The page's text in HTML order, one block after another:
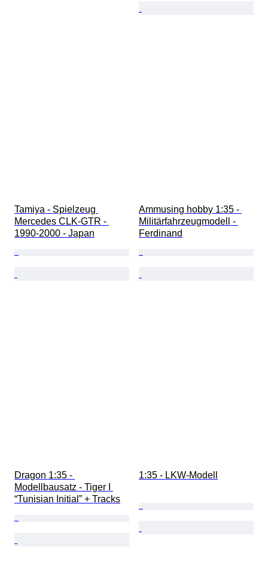
Tamiya - Spielzeug
Mercedes CLK-GTR -
1990-2000 - Japan
Ammusing hobby 1:35 -
Militärfahrzeugmodell -
Ferdinand
Dragon 1:35 -
Modellbausatz - Tiger I
“Tunisian Initial” + Tracks
1:35 - LKW-Modell